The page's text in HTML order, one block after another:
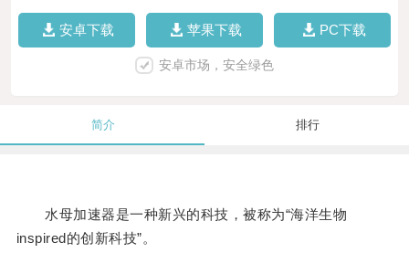
安卓下载 苹果下载 PC下载
安卓市场，安全绿色
简介 排行
水母加速器是一种新兴的科技，被称为“海洋生物
inspired的创新科技”。